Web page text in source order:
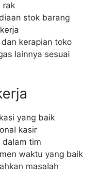
rak
stok barang
kerapian toko
lainnya sesuai
yang baik
kasir
dalam tim
waktu yang baik
masalah